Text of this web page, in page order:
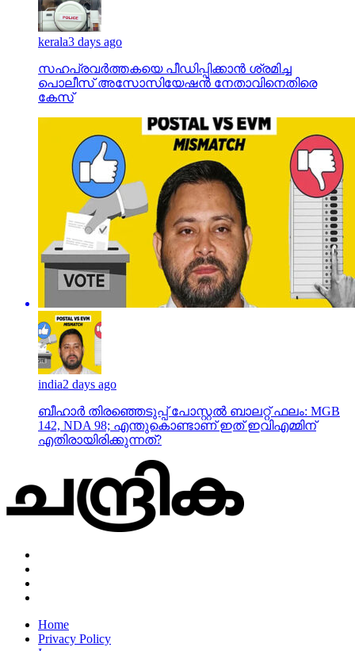
kerala3 days ago
സഹപ്രവര്‍ത്തകയെ പീഡിപ്പിക്കാന്‍ ശ്രമിച്ച
പൊലീസ് അസോസിയേഷന്‍ നേതാവിനെതിരെ
കേസ്
india2 days ago
ബീഹാർ തിരഞ്ഞെടുപ്പ് പോസ്റ്റൽ ബാലറ്റ് ഫലം: MGB
142, NDA 98; എന്തുകൊണ്ടാണ് ഇത് ഇവിഎമ്മിന്
എതിരായിരിക്കുന്നത്?
Home
Privacy Policy